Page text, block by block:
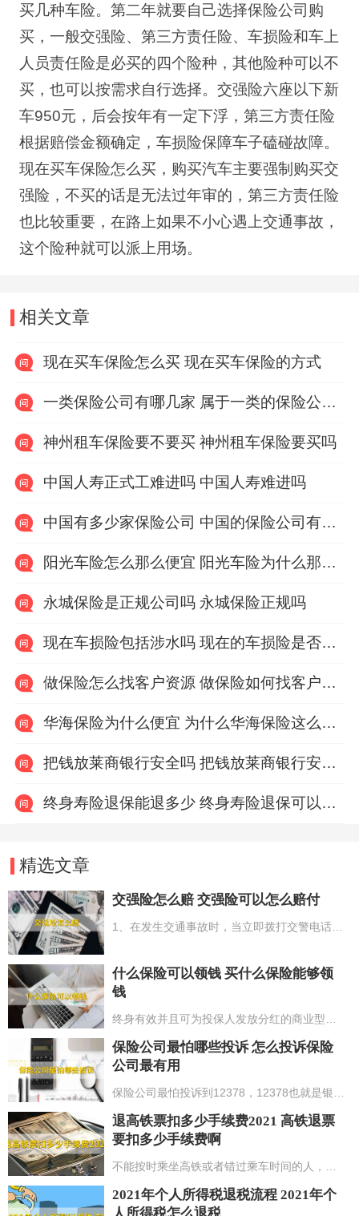
买几种车险。第二年就要自己选择保险公司购
买，一般交强险、第三方责任险、车损险和车上
人员责任险是必买的四个险种，其他险种可以不
买，也可以按需求自行选择。交强险六座以下新
车950元，后会按年有一定下浮，第三方责任险
根据赔偿金额确定，车损险保障车子磕碰故障。
现在买车保险怎么买，购买汽车主要强制购买交
强险，不买的话是无法过年审的，第三方责任险
也比较重要，在路上如果不小心遇上交通事故，
这个险种就可以派上用场。
相关文章
现在买车保险怎么买 现在买车保险的方式
一类保险公司有哪几家 属于一类的保险公司有哪几个
神州租车保险要不要买 神州租车保险要买吗
中国人寿正式工难进吗 中国人寿难进吗
中国有多少家保险公司 中国的保险公司有多少家
阳光车险怎么那么便宜 阳光车险为什么那么便宜
永城保险是正规公司吗 永城保险正规吗
现在车损险包括涉水吗 现在的车损险是否包含涉水险
做保险怎么找客户资源 做保险如何找客户资源
华海保险为什么便宜 为什么华海保险这么便宜
把钱放莱商银行安全吗 把钱放莱商银行安不安全
终身寿险退保能退多少 终身寿险退保可以退多少
精选文章
交强险怎么赔 交强险可以怎么赔付
什么保险可以领钱 买什么保险能够领
钱
保险公司最怕哪些投诉 怎么投诉保险
公司最有用
退高铁票扣多少手续费2021 高铁退票
要扣多少手续费啊
2021年个人所得税退税流程 2021年个